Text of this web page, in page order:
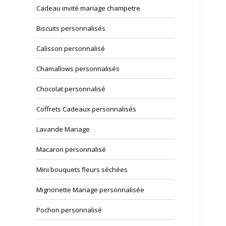
Cadeau invité mariage champetre
Biscuits personnalisés
Calisson personnalisé
Chamallows personnalisés
Chocolat personnalisé
Coffrets Cadeaux personnalisés
Lavande Mariage
Macaron personnalisé
Mini bouquets fleurs séchées
Mignonette Mariage personnalisée
Pochon personnalisé